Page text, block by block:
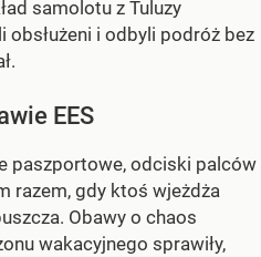
samolotu z Tuluzy
obsłużeni i odbyli podróż bez
EES
paszportowe, odciski palców
razem, gdy ktoś wjeżdża
Obawy o chaos
wakacyjnego sprawiły,